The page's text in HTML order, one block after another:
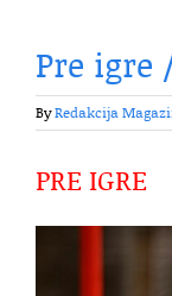
Pre igre
ByRedakcija
PRE IGRE